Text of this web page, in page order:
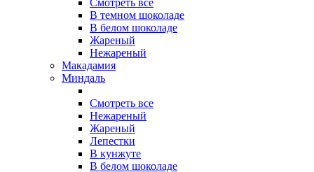
Смотреть все
В темном шоколаде
В белом шоколаде
Жареный
Нежареный
Макадамия
Миндаль
Смотреть все
Нежареный
Жареный
Лепестки
В кунжуте
В белом шоколаде